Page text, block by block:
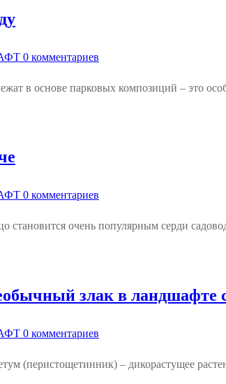
0 комментариев
в основе парковых композиций – это
0 комментариев
становится очень популярным серди
злак в ландшафте
0 комментариев
(перистощетинник) – дикорастущее